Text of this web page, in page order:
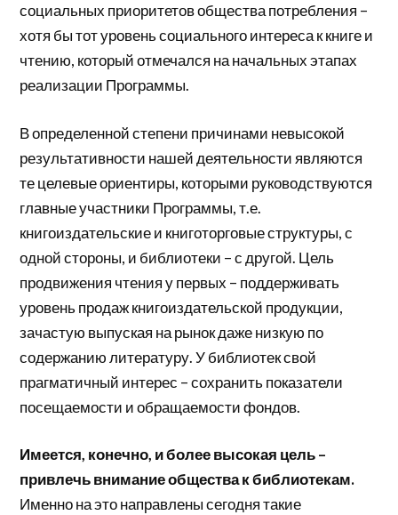
социальных приоритетов общества потребления –
хотя бы тот уровень социального интереса к книге и
чтению, который отмечался на начальных этапах
реализации Программы.
В определенной степени причинами невысокой
результативности нашей деятельности являются
те целевые ориентиры, которыми руководствуются
главные участники Программы, т.е.
книгоиздательские и книготорговые структуры, с
одной стороны, и библиотеки – с другой. Цель
продвижения чтения у первых – поддерживать
уровень продаж книгоиздательской продукции,
зачастую выпуская на рынок даже низкую по
содержанию литературу. У библиотек свой
прагматичный интерес – сохранить показатели
посещаемости и обращаемости фондов.
Имеется, конечно, и более высокая цель –
привлечь внимание общества к библиотекам.
Именно на это направлены сегодня такие